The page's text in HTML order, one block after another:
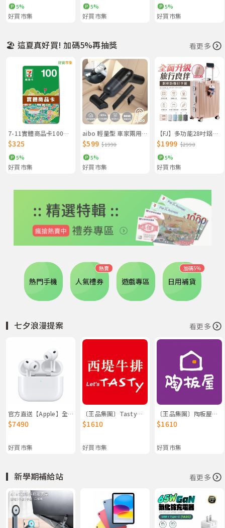
5%
好買市集
5%
好買市集
5%
好買市集
🏖️ 這夏真好買! 加碼5%再抽獎 看更多
7-11實體商品卡100元 X 3張
$325
5%
好買市集
aibo 輕量型 車家兩用 手持無線吸塵器
$599 $1990
5%
好買市集
【FJ】多功能28吋鋁框防爆行李箱KA28（USB延伸充電孔方便充電）
$1999 $2990
5%
好買市集
熱門手機
熱賣
人氣禮券 遊戲專區
加碼5%
日用補貨
▎七夕浪漫提案 看更多
官方直送【Apple】全新 AirPods Pro 3 蘋果原廠出貨
$7490
好買市集
〔王品集團〕Tasty西堤餐券 2入組
$1610
好買市集
〔王品集團〕陶板屋餐券 2入組
$1610
好買市集
▎新學期補給站 看更多